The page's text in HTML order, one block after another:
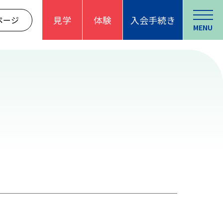
ージ 見学 体験 入会手続き
MENU